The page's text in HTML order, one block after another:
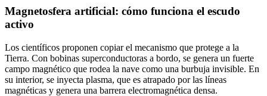
Magnetosfera artificial: cómo funciona el escudo
activo
Los científicos proponen copiar el mecanismo que protege a la
Tierra. Con bobinas superconductoras a bordo, se genera un fuerte
campo magnético que rodea la nave como una burbuja invisible. En
su interior, se inyecta plasma, que es atrapado por las líneas
magnéticas y genera una barrera electromagnética densa.